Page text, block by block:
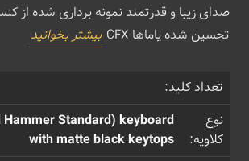
صدای زیبا و قدرتمند نمونه برداری شده از
تحسین شده یاماها CFX
بیشتر بخوانید
تعداد کلید:
نوع
کلاویه:
Hammer Standard) keyboard
with matte black keytops